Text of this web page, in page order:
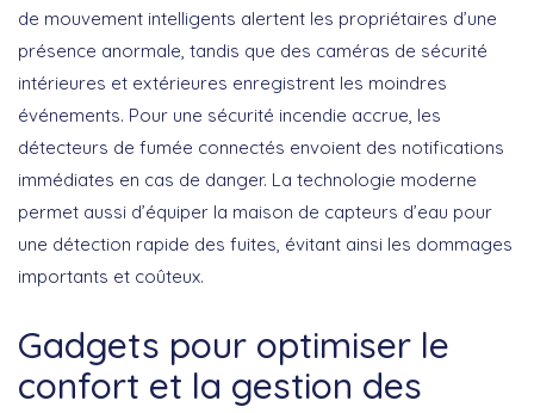
de mouvement intelligents alertent les propriétaires d’une
présence anormale, tandis que des caméras de sécurité
intérieures et extérieures enregistrent les moindres
événements. Pour une sécurité incendie accrue, les
détecteurs de fumée connectés envoient des notifications
immédiates en cas de danger. La technologie moderne
permet aussi d’équiper la maison de capteurs d’eau pour
une détection rapide des fuites, évitant ainsi les dommages
importants et coûteux.
Gadgets pour optimiser le
confort et la gestion des